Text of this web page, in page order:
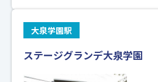
大泉学園駅
ステージグランデ大泉学園